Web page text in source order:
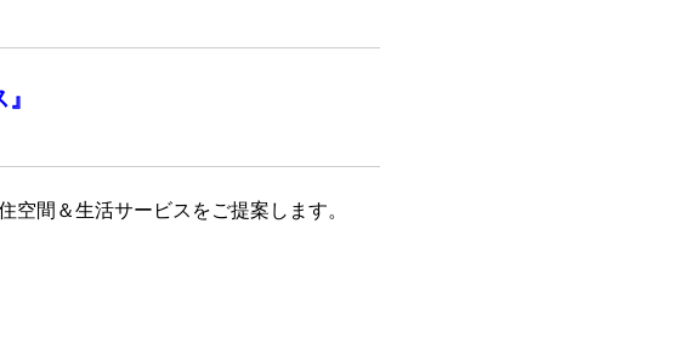
間＆生活サービスをご提案します。